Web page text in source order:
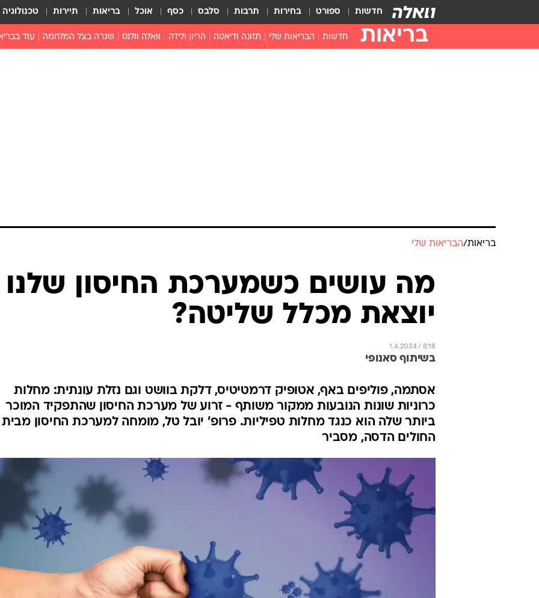
חדשות ספורט בחירות תרבות סלבס כסף אוכל בריאות תיירות טכנולוגיה
בריאות חדשות הבריאות שלי תזונה ודיאטה הריון ולידה וואלה וולנס שגרה בצל המלחמה עוד
לחיות נכון
יופי וטיפוח
בריאות/הבריאות שלי
מה עושים כשמערכת החיסון שלנו
יוצאת מכלל שליטה?
1.4.2024 / 8:18
בשיתוף סאנופי
אסתמה, פוליפים באף, אטופיק דרמטיטיס, דלקת בוושט וגם נזלת עונתית: מחלות
כרוניות שונות הנובעות ממקור משותף - זרוע של מערכת החיסון שהתפקיד המוכר
ביותר שלה הוא כנגד מחלות טפיליות. פרופ' יובל טל, מומחה למערכת החיסון מבית
החולים הדסה, מסביר